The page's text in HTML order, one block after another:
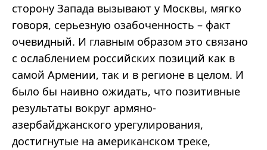
сторону Запада вызывают у Москвы, мягко
говоря, серьезную озабоченность – факт
очевидный. И главным образом это связано
с ослаблением российских позиций как в
самой Армении, так и в регионе в целом. И
было бы наивно ожидать, что позитивные
результаты вокруг армяно-
азербайджанского урегулирования,
достигнутые на американском треке,